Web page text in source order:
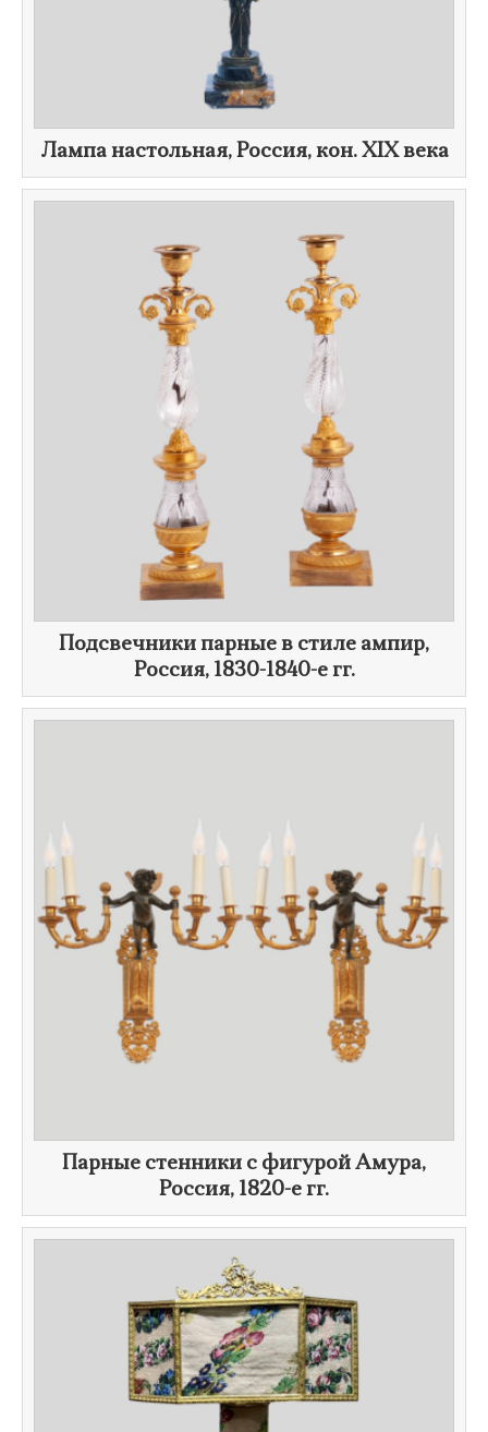
Лампа настольная, Россия, кон. XIX века
Подсвечники парные в стиле ампир,
Россия, 1830-1840-е гг.
Парные стенники с фигурой Амура,
Россия, 1820-е гг.